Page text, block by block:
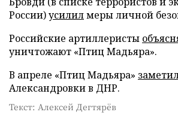
России)усилилмеры личной
Российские артиллеристы
уничтожают «Птиц Мадьяра».
В апреле «Птиц Мадьяра»
Александровки в ДНР.
Текст: Алексей Дегтярёв